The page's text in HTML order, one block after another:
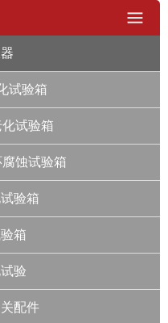
试验箱
试验箱
蚀试验箱
验箱
箱
验
配件